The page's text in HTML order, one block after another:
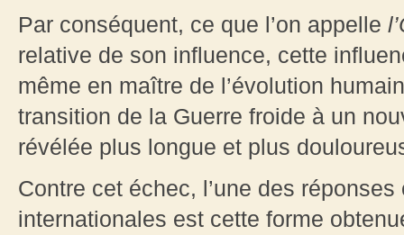
Par conséquent, ce que l’on appelle
relative de son influence, cette
même en maître de l’évolution
transition de la Guerre froide à un
révélée plus longue et plus
Contre cet échec, l’une des
internationales est cette forme